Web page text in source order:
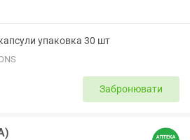
упаковка 30 шт
Забронювати